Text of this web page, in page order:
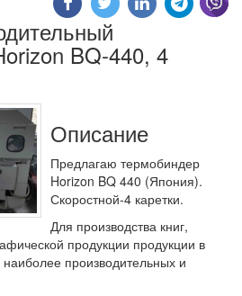
BQ-440, 4
Описание
Предлагаю термобиндер
Horizon BQ 440 (Япония).
Скоростной-4 каретки.
Для производства книг,
продукции продукции в
производительных и